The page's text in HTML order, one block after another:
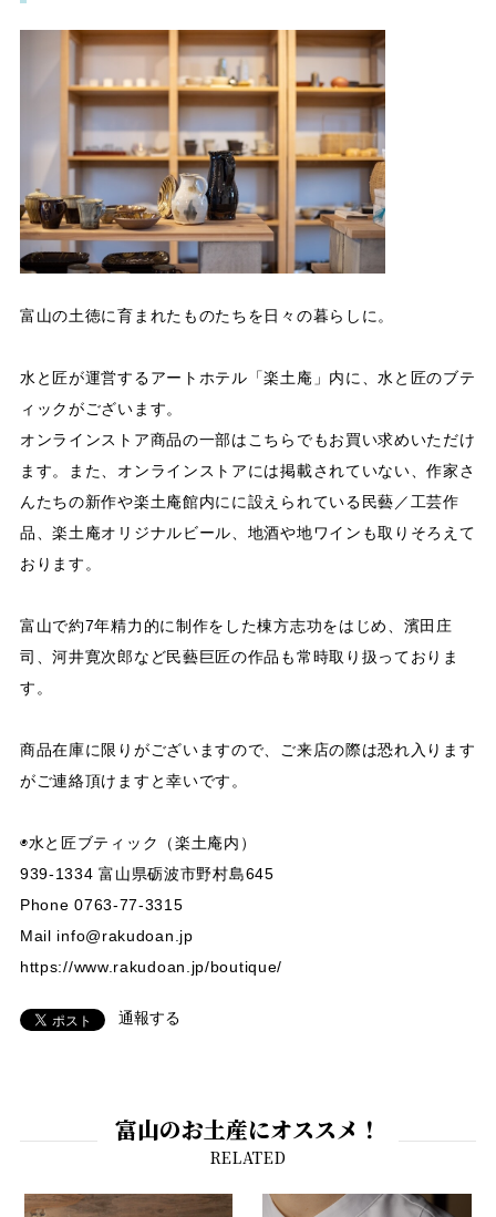
富山の土徳に育まれたものたちを日々の暮らしに。
水と匠が運営するアートホテル「楽土庵」内に、水と匠のブテ
ィックがございます。
オンラインストア商品の一部はこちらでもお買い求めいただけ
ます。また、オンラインストアには掲載されていない、作家さ
んたちの新作や楽土庵館内にに設えられている民藝／工芸作
品、楽土庵オリジナルビール、地酒や地ワインも取りそろえて
おります。
富山で約7年精力的に制作をした棟方志功をはじめ、濱田庄
司、河井寛次郎など民藝巨匠の作品も常時取り扱っておりま
す。
商品在庫に限りがございますので、ご来店の際は恐れ入ります
がご連絡頂けますと幸いです。
◉水と匠ブティック（楽土庵内）
939-1334 富山県砺波市野村島645
Phone 0763-77-3315
Mail info@rakudoan.jp
https://www.rakudoan.jp/boutique/
通報する
富山のお土産にオススメ！